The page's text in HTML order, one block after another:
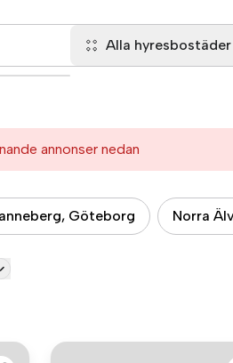
Alla hyresbostäder
annonser nedan
Göteborg Norra